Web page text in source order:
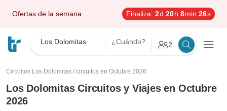
Ofertas de la semana Finaliza: 2d 20h 8min 24s
Los Dolomitas ¿Cuándo? 2
Circuitos Los Dolomitas / circuitos en Octubre 2026
Los Dolomitas Circuitos y Viajes en Octubre
2026